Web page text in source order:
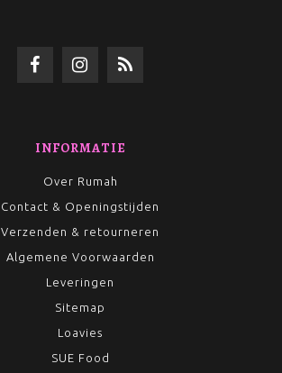
INFORMATIE
Over Rumah
Contact & Openingstijden
Verzenden & retourneren
Algemene Voorwaarden
Leveringen
Sitemap
Loavies
SUE Food